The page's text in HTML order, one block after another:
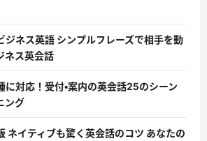
ジネス英語 シンプルフレーズで相手を動
ネス英会話
に対応！受付・案内の英会話25のシーン
ング
ネイティブも驚く英会話のコツ あなたの